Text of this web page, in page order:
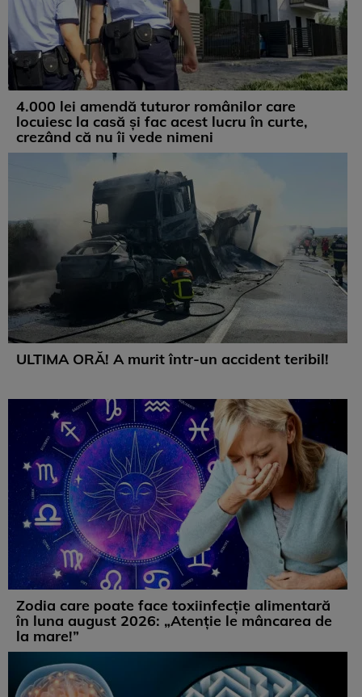
4.000 lei amendă tuturor românilor care
locuiesc la casă și fac acest lucru în curte,
crezând că nu îi vede nimeni
ULTIMA ORĂ! A murit într-un accident teribil!
Zodia care poate face toxiinfecție alimentară
în luna august 2026: „Atenție le mâncarea de
la mare!”